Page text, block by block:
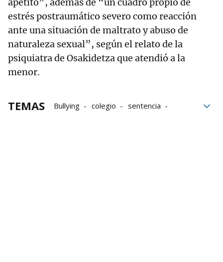
apetito”, además de “un cuadro propio de
estrés postraumático severo como reacción
ante una situación de maltrato y abuso de
naturaleza sexual”, según el relato de la
psiquiatra de Osakidetza que atendió a la
menor.
TEMAS Bullying colegio
sentencia